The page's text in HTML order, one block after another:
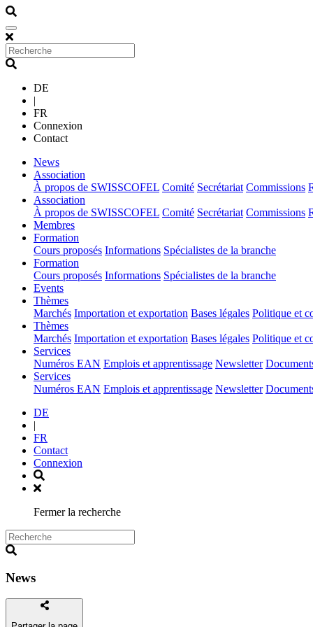
DE
|
FR
Connexion
Contact
News(current)
Association
À propos de SWISSCOFEL Comité Secrétariat Commissions
Association
À propos de SWISSCOFEL Comité Secrétariat Commissions
Membres(current)
Formation
Cours proposés Informations Spécialistes de la branche
Formation
Cours proposés Informations Spécialistes de la branche
Events(current)
Thèmes(current)
Marchés Importation et exportation Bases légales Politique et
Thèmes(current)
Marchés Importation et exportation Bases légales Politique et
Services(current)
Numéros EAN Emplois et apprentissage Newsletter
Services(current)
Numéros EAN Emplois et apprentissage Newsletter
DE
|
FR
Contact
Connexion
Fermer la recherche
News